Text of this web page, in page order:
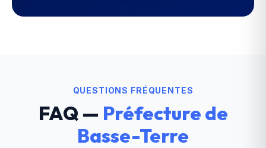
QUESTIONS FRÉQUENTES
FAQ — Préfecture de
Basse-Terre